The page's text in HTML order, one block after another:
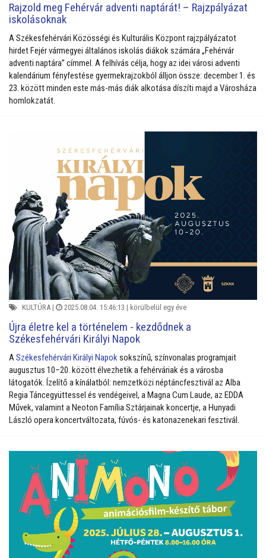
Rajzold meg Fehérvár adventi naptárát! – Rajzpályázat
iskolásoknak
A Székesfehérvári Közösségi és Kulturális Központ rajzpályázatot
hirdet Fejér vármegyei általános iskolás diákok számára „Fehérvár
adventi naptára” címmel. A felhívás célja, hogy az idei városi adventi
kalendárium fényfestése gyermekrajzokból álljon össze: december 1. és
23. között minden este más-más diák alkotása díszíti majd a Városháza
homlokzatát.
KULTÚRA | 2025.08.04. 15:46:13 | körülbelül egy éve
Újra életre kel a történelem - kezdődnek a
Székesfehérvári Királyi Napok
ASzékesfehérvári Királyi Napoksokszínű, színvonalas programjait
augusztus 10–20. között élvezhetik a fehérváriak és a városba
látogatók. Ízelítő a kínálatból: nemzetközi néptáncfesztivál az Alba
Regia Táncegyüttessel és vendégeivel, a Magna Cum Laude, az EDDA
Művek, valamint a Neoton Família Sztárjainak koncertje, a Hunyadi
László opera koncertváltozata, fúvós- és katonazenekari fesztivál.